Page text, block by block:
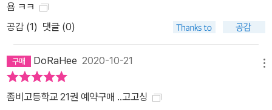
욤 ㅋㅋ
공감 (1) 댓글 (0)
DoRaHee 2020-10-21
좀비고등학교 21권 예약구매 ..고고싱